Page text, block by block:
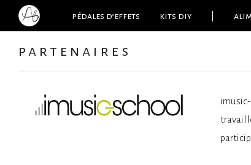
pédales d’effets kits diy
partenaires